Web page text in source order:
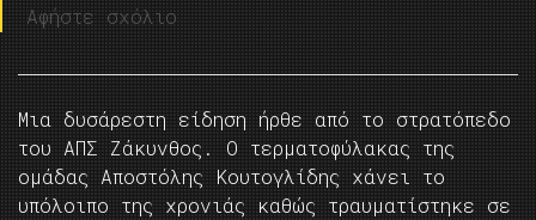
Αφήστε σχόλιο
Μια δυσάρεστη είδηση ήρθε από το στρατόπεδο
του ΑΠΣ Ζάκυνθος. Ο τερματοφύλακας της
ομάδας Αποστόλης Κουτογλίδης χάνει το
υπόλοιπο της χρονιάς καθώς τραυματίστηκε σε